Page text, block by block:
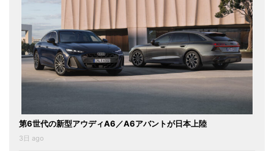
第6世代の新型アウディA6／A6アバントが日本上陸
3日 ago